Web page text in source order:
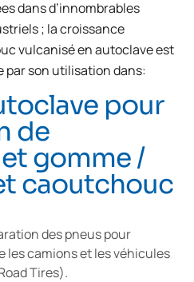
dans d’innombrables
; la croissance
vulcanisé en autoclave est
son utilisation dans:
pour
de
gomme /
caoutchouc
des pneus pour
les camions et les véhicules
Tires).